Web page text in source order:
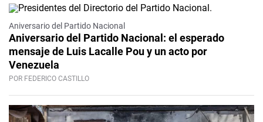
Aniversario del Partido Nacional
Aniversario del Partido Nacional: el esperado
mensaje de Luis Lacalle Pou y un acto por
Venezuela
POR FEDERICO CASTILLO